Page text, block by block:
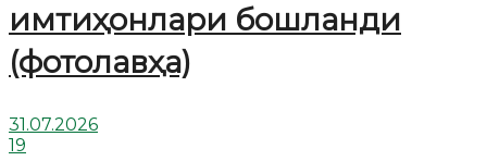
имтиҳонлари бошланди
(фотолавҳа)
31.07.2026
19